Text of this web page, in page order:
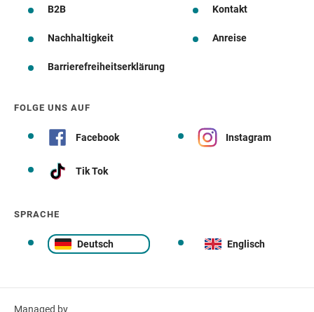
B2B Kontakt
Nachhaltigkeit Anreise
Barrierefreiheitserklärung
FOLGE UNS AUF
Facebook Instagram
Tik Tok
SPRACHE
Deutsch Englisch
Managed by